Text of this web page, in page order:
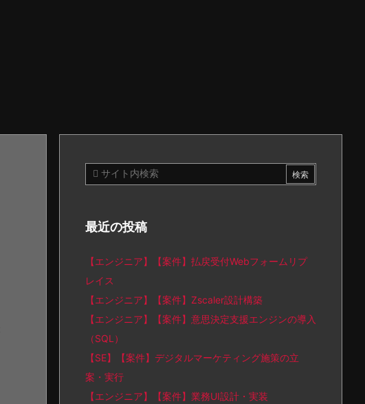
最近の投稿
【エンジニア】【案件】払戻受付Webフォームリプ
レイス
【エンジニア】【案件】Zscaler設計構築
【エンジニア】【案件】意思決定支援エンジンの導入
（SQL）
【SE】【案件】デジタルマーケティング施策の立
案・実行
【エンジニア】【案件】業務UI設計・実装